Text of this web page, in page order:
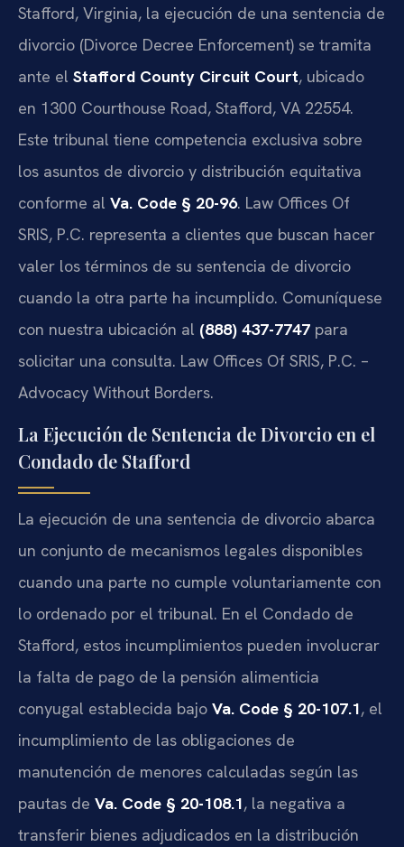
Stafford, Virginia, la ejecución de una sentencia de
divorcio (Divorce Decree Enforcement) se tramita
ante el Stafford County Circuit Court, ubicado
en 1300 Courthouse Road, Stafford, VA 22554.
Este tribunal tiene competencia exclusiva sobre
los asuntos de divorcio y distribución equitativa
conforme al Va. Code § 20-96. Law Offices Of
SRIS, P.C. representa a clientes que buscan hacer
valer los términos de su sentencia de divorcio
cuando la otra parte ha incumplido. Comuníquese
con nuestra ubicación al (888) 437-7747 para
solicitar una consulta. Law Offices Of SRIS, P.C. –
Advocacy Without Borders.
La Ejecución de Sentencia de Divorcio en el
Condado de Stafford
La ejecución de una sentencia de divorcio abarca
un conjunto de mecanismos legales disponibles
cuando una parte no cumple voluntariamente con
lo ordenado por el tribunal. En el Condado de
Stafford, estos incumplimientos pueden involucrar
la falta de pago de la pensión alimenticia
conyugal establecida bajo Va. Code § 20-107.1, el
incumplimiento de las obligaciones de
manutención de menores calculadas según las
pautas de Va. Code § 20-108.1, la negativa a
transferir bienes adjudicados en la distribución